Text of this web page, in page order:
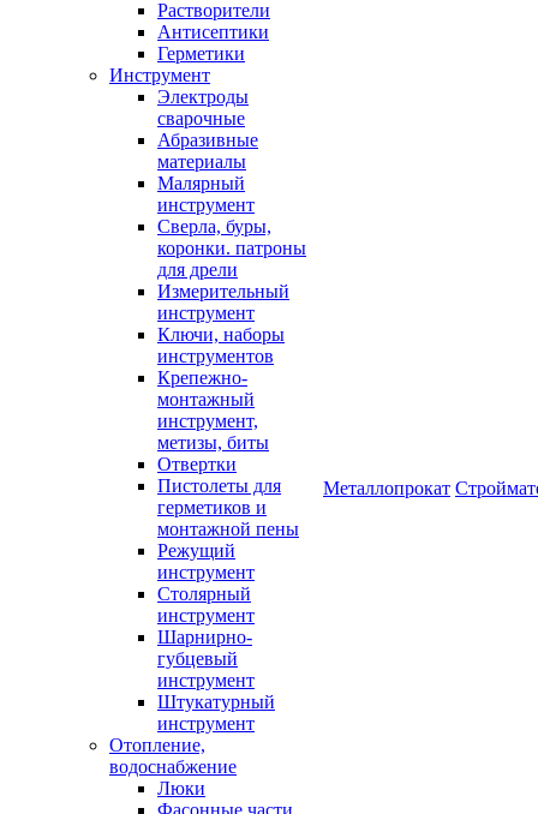
Растворители
Антисептики
Герметики
Инструмент
Электроды
сварочные
Абразивные
материалы
Малярный
инструмент
Сверла, буры,
коронки. патроны
для дрели
Измерительный
инструмент
Ключи, наборы
инструментов
Крепежно-
монтажный
инструмент,
метизы, биты
Отвертки
Пистолеты для
герметиков и
монтажной пены
Режущий
инструмент
Столярный
инструмент
Шарнирно-
губцевый
инструмент
Штукатурный
инструмент
Отопление,
водоснабжение
Люки
Фасонные части
Металлопрокат